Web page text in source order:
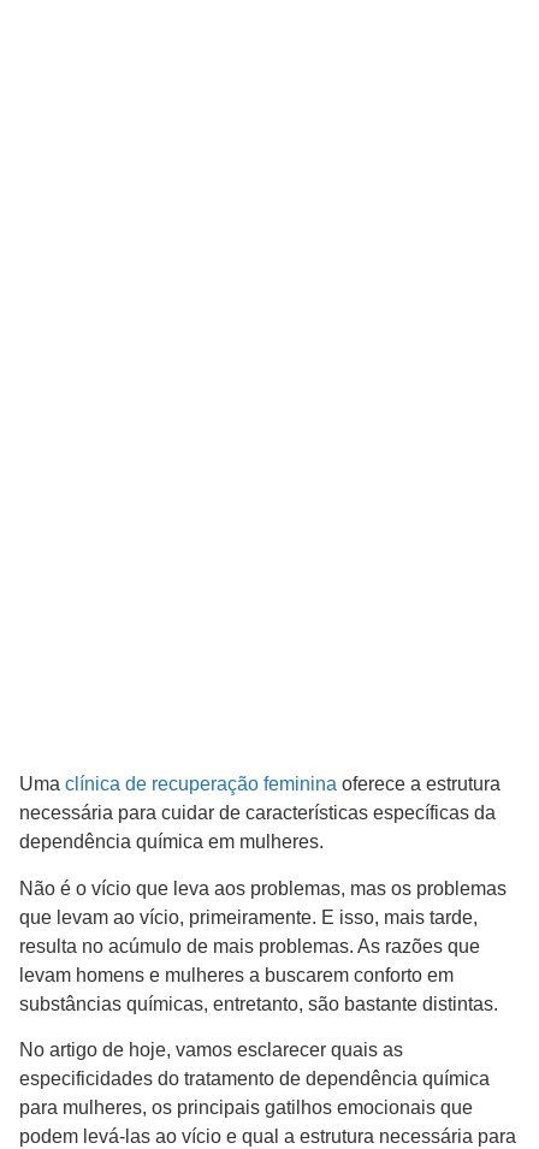
Uma clínica de recuperação feminina oferece a estrutura
necessária para cuidar de características específicas da
dependência química em mulheres.
Não é o vício que leva aos problemas, mas os problemas
que levam ao vício, primeiramente. E isso, mais tarde,
resulta no acúmulo de mais problemas. As razões que
levam homens e mulheres a buscarem conforto em
substâncias químicas, entretanto, são bastante distintas.
No artigo de hoje, vamos esclarecer quais as
especificidades do tratamento de dependência química
para mulheres, os principais gatilhos emocionais que
podem levá-las ao vício e qual a estrutura necessária para